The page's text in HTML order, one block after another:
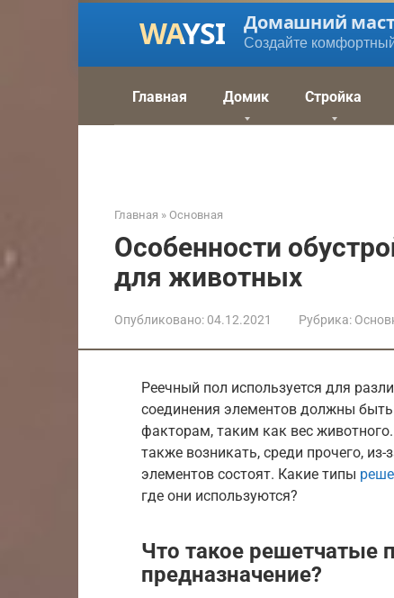
Домашний
Создайте
Главная Домик Стройка
Главная » Основная
Особенности
для животных
Опубликовано: 04.12.2021 Рубрика:
Реечный пол используется для
соединения элементов должны
факторам, таким как вес
также возникать, среди прочего,
элементов состоят. Какие типы
где они используются?
Что такое решетчатые
предназначение?